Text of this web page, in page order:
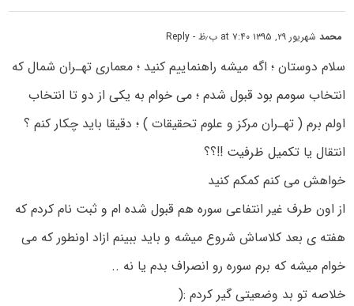
محمدشهریور ۲۹, ۱۳۹۵ at ۷:۴۰ ب٫ظ - Reply
سلام دوستان ؛ اگه میشه راهنماییم کنید ؛ معمارى تهـران شمال که
انتخاب سومم بود قبول شدم ؛ مى خوام به یکی از دو تا انتخاب
اولم برم ( تهـران مرکز و علوم تحقیقات ) ؛ دقیقا باید چکار کنم ؟
انتقال یا تکمیل ظرفیت !!؟؟
خواهش مى کنم کمکم کنید
از اون طرف غیر انتفاعی سوره هم قبول شده ام و ثبت نام کردم که
هفته ى بعد کلاساش شروع میشه و باید ببینم ازاد اونطور که مى
خوام میشه که برم سوره رو انصراف بدم یا نه ..
خلاصه تو بد وضعیتی گیر کردم :(